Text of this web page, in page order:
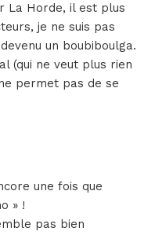
La Horde, il est plus
je ne suis pas
un boubiboulga.
(qui ne veut plus rien
permet pas de se
une fois que
» !
pas bien